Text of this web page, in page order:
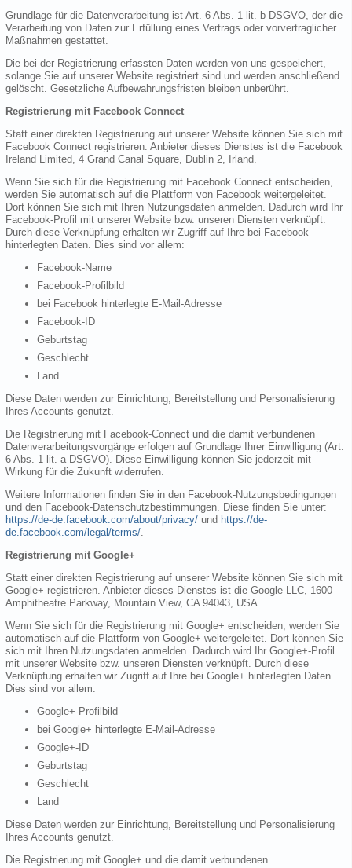
Grundlage für die Datenverarbeitung ist Art. 6 Abs. 1 lit. b DSGVO, der die
Verarbeitung von Daten zur Erfüllung eines Vertrags oder vorvertraglicher
Maßnahmen gestattet.
Die bei der Registrierung erfassten Daten werden von uns gespeichert,
solange Sie auf unserer Website registriert sind und werden anschließend
gelöscht. Gesetzliche Aufbewahrungsfristen bleiben unberührt.
Registrierung mit Facebook Connect
Statt einer direkten Registrierung auf unserer Website können Sie sich mit
Facebook Connect registrieren. Anbieter dieses Dienstes ist die Facebook
Ireland Limited, 4 Grand Canal Square, Dublin 2, Irland.
Wenn Sie sich für die Registrierung mit Facebook Connect entscheiden,
werden Sie automatisch auf die Plattform von Facebook weitergeleitet.
Dort können Sie sich mit Ihren Nutzungsdaten anmelden. Dadurch wird Ihr
Facebook-Profil mit unserer Website bzw. unseren Diensten verknüpft.
Durch diese Verknüpfung erhalten wir Zugriff auf Ihre bei Facebook
hinterlegten Daten. Dies sind vor allem:
Facebook-Name
Facebook-Profilbild
bei Facebook hinterlegte E-Mail-Adresse
Facebook-ID
Geburtstag
Geschlecht
Land
Diese Daten werden zur Einrichtung, Bereitstellung und Personalisierung
Ihres Accounts genutzt.
Die Registrierung mit Facebook-Connect und die damit verbundenen
Datenverarbeitungsvorgänge erfolgen auf Grundlage Ihrer Einwilligung (Art.
6 Abs. 1 lit. a DSGVO). Diese Einwilligung können Sie jederzeit mit
Wirkung für die Zukunft widerrufen.
Weitere Informationen finden Sie in den Facebook-Nutzungsbedingungen
und den Facebook-Datenschutzbestimmungen. Diese finden Sie unter:
https://de-de.facebook.com/about/privacy/ und https://de-
de.facebook.com/legal/terms/.
Registrierung mit Google+
Statt einer direkten Registrierung auf unserer Website können Sie sich mit
Google+ registrieren. Anbieter dieses Dienstes ist die Google LLC, 1600
Amphitheatre Parkway, Mountain View, CA 94043, USA.
Wenn Sie sich für die Registrierung mit Google+ entscheiden, werden Sie
automatisch auf die Plattform von Google+ weitergeleitet. Dort können Sie
sich mit Ihren Nutzungsdaten anmelden. Dadurch wird Ihr Google+-Profil
mit unserer Website bzw. unseren Diensten verknüpft. Durch diese
Verknüpfung erhalten wir Zugriff auf Ihre bei Google+ hinterlegten Daten.
Dies sind vor allem:
Google+-Profilbild
bei Google+ hinterlegte E-Mail-Adresse
Google+-ID
Geburtstag
Geschlecht
Land
Diese Daten werden zur Einrichtung, Bereitstellung und Personalisierung
Ihres Accounts genutzt.
Die Registrierung mit Google+ und die damit verbundenen